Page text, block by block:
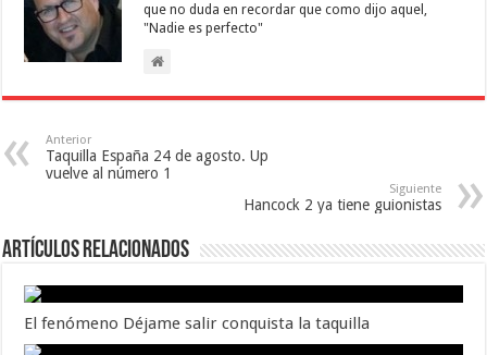
que no duda en recordar que como dijo aquel,
"Nadie es perfecto"
Anterior
Taquilla España 24 de agosto. Up
vuelve al número 1
Siguiente
Hancock 2 ya tiene guionistas
Artículos relacionados
El fenómeno Déjame salir conquista la taquilla